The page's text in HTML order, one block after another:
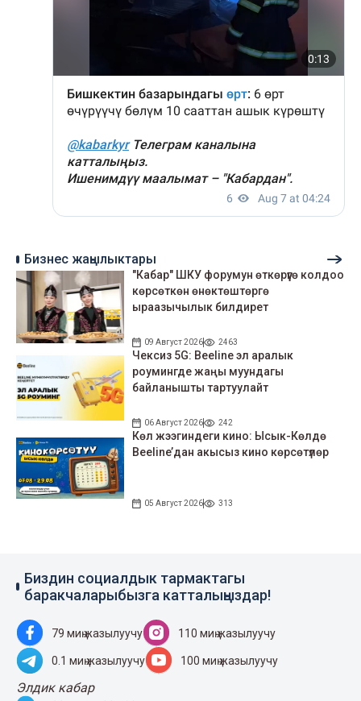
Бизнес жаңылыктары
"Кабар" ШКУ форумун өткөрүүгө колдоо
көрсөткөн өнөктөштөргө
ыраазычылык билдирет
09 Август 2026 2463
Чексиз 5G: Beeline эл аралык
роумингде жаңы муундагы
байланышты тартуулайт
06 Август 2026 242
Көл жээгиндеги кино: Ысык-Көлдө
Beeline’дан акысыз кино көрсөтүлөр
05 Август 2026 313
Биздин социалдык тармактагы
баракчаларыбызга катталыңыздар!
79 миң жазылуучу 110 миң жазылуучу
0.1 миң жазылуучу 100 миң жазылуучу
Элдик кабар